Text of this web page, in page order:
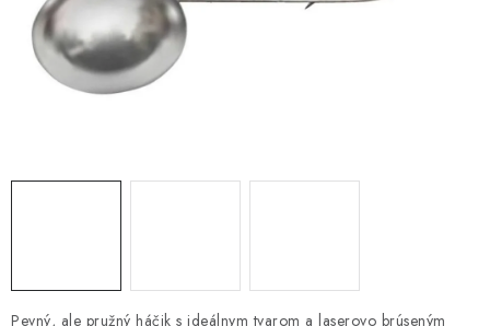
PRETEKÁRSKE SEDAČKY
CAMPING
KONTAKTY
Pevný, ale pružný háčik s ideálnym tvarom a laserovo brúseným